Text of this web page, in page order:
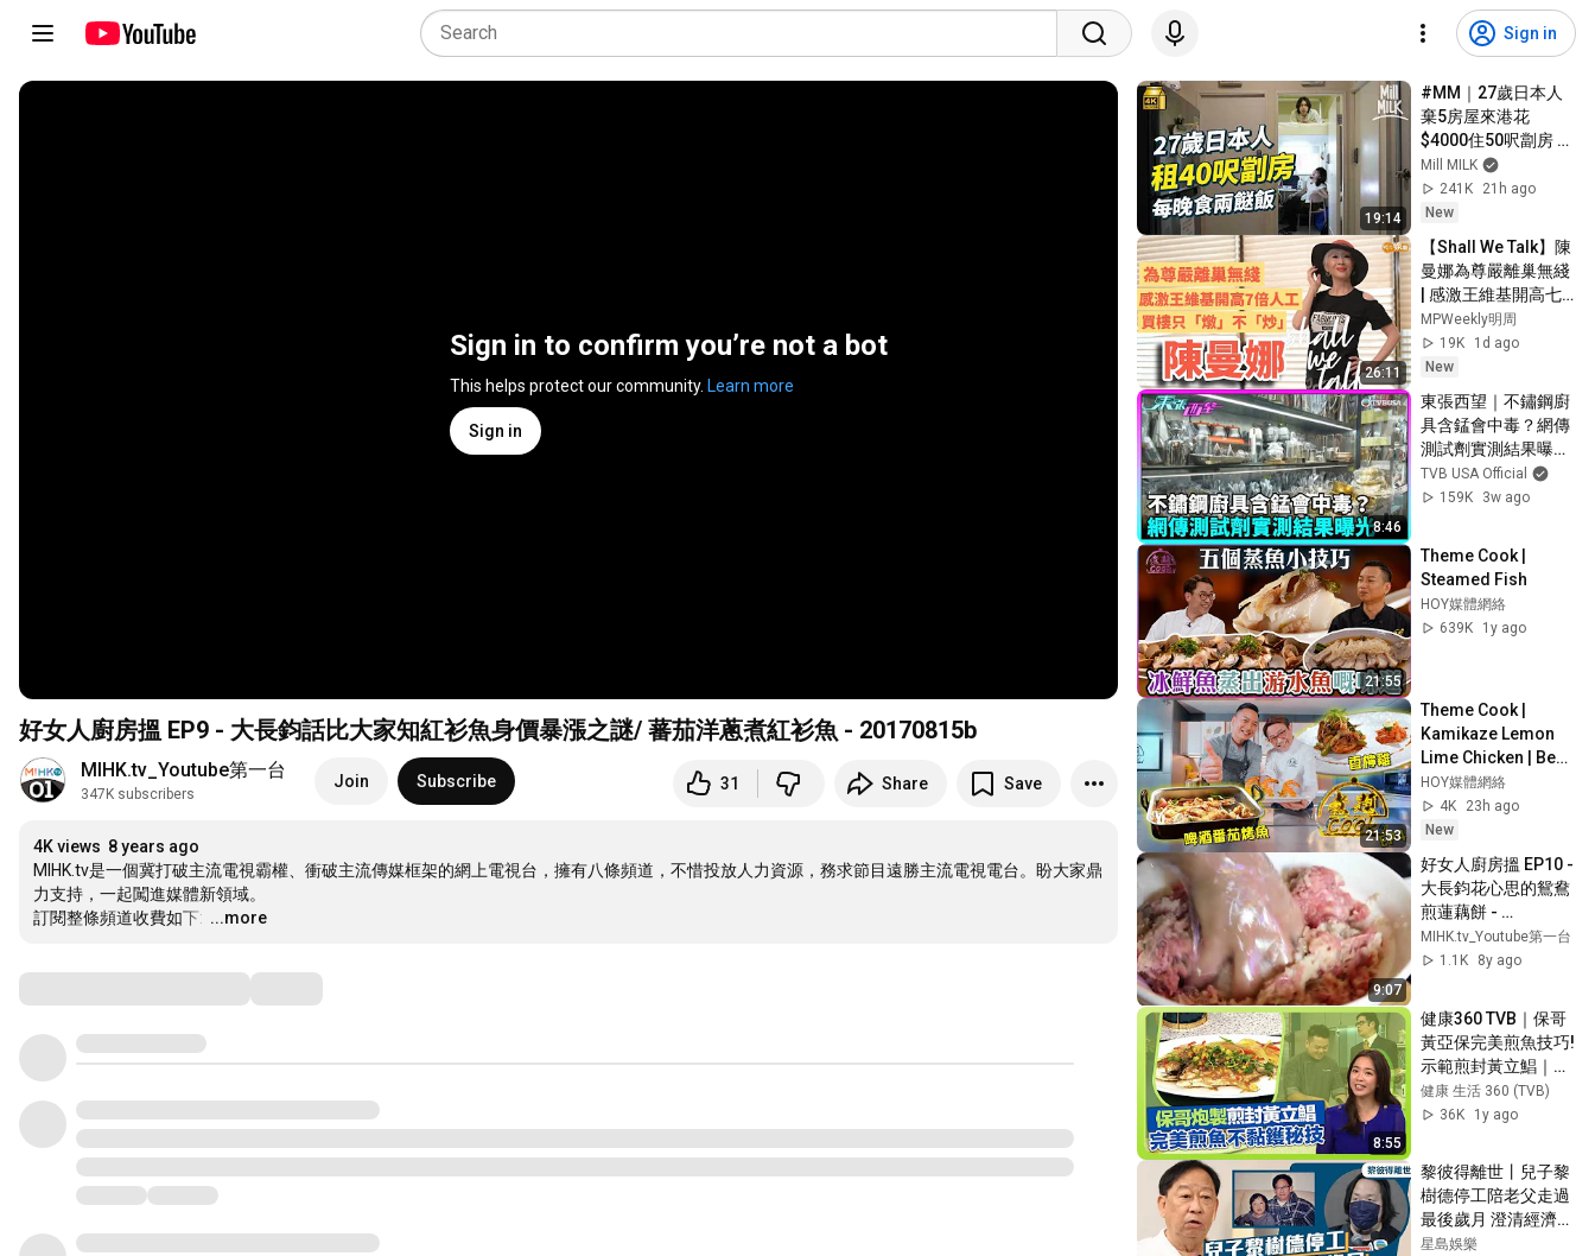
Sign in
Sign in to confirm you’re not a bot
This helps protect our community. Learn more
Sign in
好女人廚房搵 EP9 - 大長鈞話比大家知紅衫魚身價暴漲之謎/ 蕃茄洋蔥煮紅衫魚 - 20170815b
MIHK.tv_Youtube第一台
347K subscribers
Join Subscribe 31 Share Save
4K views 8 years ago
MIHK.tv是一個冀打破主流電視霸權、衝破主流傳媒框架的網上電視台，擁有八條頻道，不惜投放人力資源，務求節目遠勝主流電視電台。盼大家鼎
力支持，一起闖進媒體新領域。
訂閱整條頻道收費如下: …
...more
19:14
#MM｜27歲日本人
棄5房屋來港花
$4000住50呎劏房 每
日食兩餸飯 過低物慾
生活 形容深水埗似大
阪西成區｜#700萬
種生活 #4K
Mill MILK
241K
21h ago
New
26:11
【Shall We Talk】陳
曼娜為尊嚴離巢無綫
| 感激王維基開高七
倍人工 | 買樓只
「燉」不「炒」 | 唱
歌為圓夢 有錢也買不
到的快樂 | 陳曼娜專
訪
MPWeekly明周
19K
1d ago
New
8:46
東張西望｜不鏽鋼廚
具含錳會中毒？網傳
測試劑實測結果曝
光，學者拆解真相＋
安全使用須知｜
毒
TVB USA Official
159K
3w ago
21:55
Theme Cook |
Steamed Fish
HOY媒體網絡
639K
1y ago
21:53
Theme Cook |
Kamikaze Lemon
Lime Chicken | Beer
Tomato Roasted
Fish
HOY媒體網絡
4K
23h ago
New
9:07
好女人廚房搵 EP10 -
大長鈞花心思的鴛鴦
煎蓮藕餅 -
20170821a
MIHK.tv_Youtube第一台
1.1K
8y ago
8:55
健康360 TVB｜保哥
黃亞保完美煎魚技巧!
示範煎封黃立鯧｜不
黏鑊秘技加蛋漿勿加
粉｜善用煎出魚油勿
尊 彭慧中 張美妮 焦
浩軒
健康 生活 360 (TVB)
36K
1y ago
黎彼得離世丨兒子黎
樹德停工陪老父走過
最後歲月 澄清經濟沒
有困難：傳聞有誇張
星島娛樂